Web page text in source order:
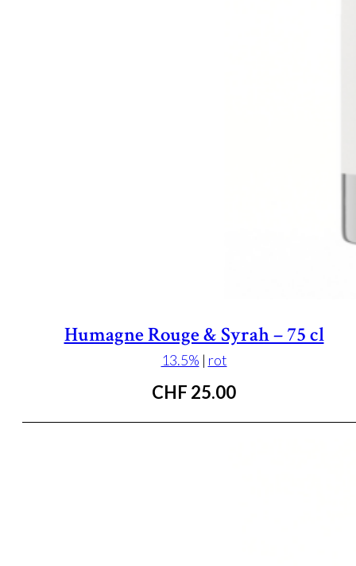
Humagne Rouge & Syrah – 75 cl
13.5% | rot
CHF 25.00